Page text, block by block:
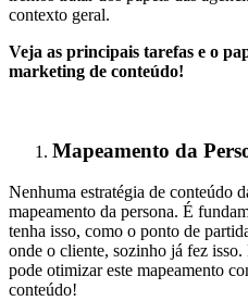
contexto geral.
Veja as principais tarefas e o
marketing de conteúdo!
Mapeamento da
Nenhuma estratégia de conteúdo
mapeamento da persona. É
tenha isso, como o ponto de
onde o cliente, sozinho já fez isso.
pode otimizar este mapeamento
conteúdo!